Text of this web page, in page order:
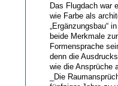
Das Flugdach war
wie Farbe als
„Ergänzungsbau“
beide Merkmale
Formensprache
denn die
wie die Ansprüche
_Die